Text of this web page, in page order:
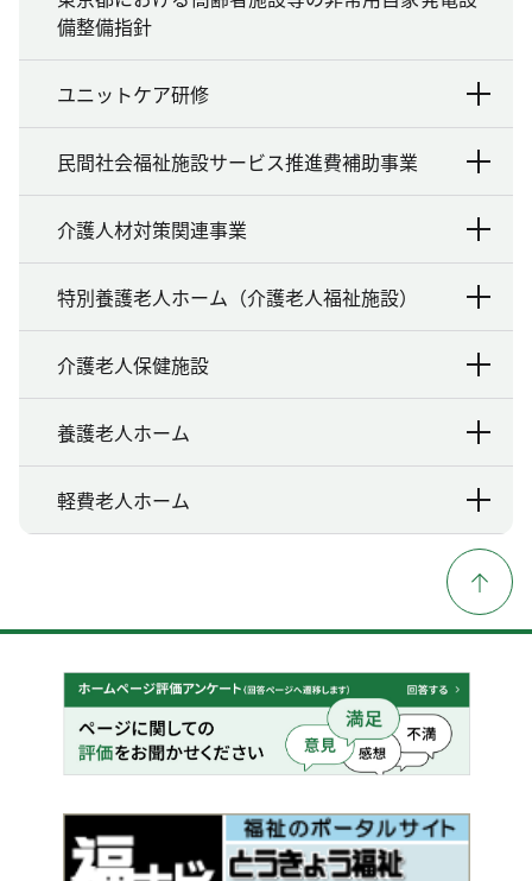
備整備指針
ユニットケア研修
民間社会福祉施設サービス推進費補助事業
介護人材対策関連事業
特別養護老人ホーム（介護老人福祉施設）
介護老人保健施設
養護老人ホーム
軽費老人ホーム